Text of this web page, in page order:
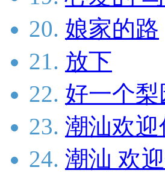
20. 娘家的路
21. 放下
22. 好一个梨
23. 潮汕欢
24. 潮汕 欢